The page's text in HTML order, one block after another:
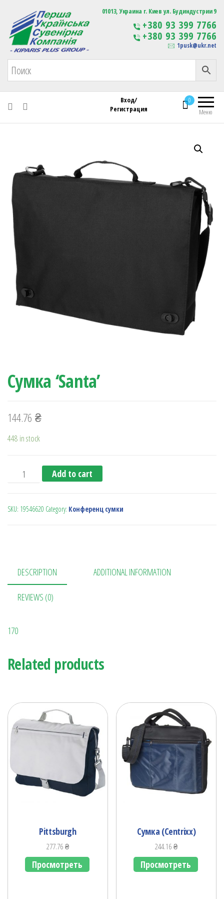
Первая Украинская Сувенирная Компания Изготовление
сувенирной продукции
с логотипом
01013, Украина г. Киев ул. Будиндустрии 9
+380 93 399 7766
+380 93 399 7766
1pusk@ukr.net
Меню
0
Вход/
Регистрация
Сумка ‘Santa’
144.76 ₴
448 in stock
Сумка 'Santa' quantity
Add to cart
SKU: 19546620 Category: Конференц сумки
DESCRIPTION ADDITIONAL INFORMATION
REVIEWS (0)
170
Related products
Pittsburgh
277.76₴
Просмотреть
Сумка (Centrixx)
244.16₴
Просмотреть